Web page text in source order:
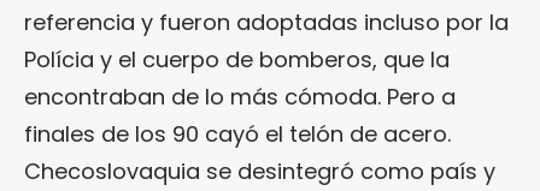
referencia y fueron adoptadas incluso por la
Polícia y el cuerpo de bomberos, que la
encontraban de lo más cómoda. Pero a
finales de los 90 cayó el telón de acero.
Checoslovaquia se desintegró como país y